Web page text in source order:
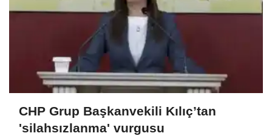
CHP Grup Başkanvekili Kılıç’tan
'silahsızlanma' vurgusu